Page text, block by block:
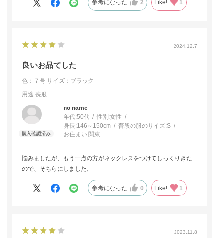
参考になった 2 Like! 1
2024.12.7
良いお品てした
色：７号 サイズ：ブラック
用途:喪服
no name
年代:50代 性別:女性
身長:146～150cm 普段の服のサイズ:S
お住まい:関東
悩みましたが、もう一点の方がネックレスをつけてしっくりきた
ので、そちらにしました。
参考になった 0 Like! 1
2023.11.8